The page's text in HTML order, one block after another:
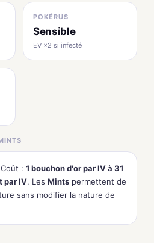
POKÉRUS
Sensible
EV ×2 si infecté
: 1 bouchon d'or par IV à 31
par IV. Les Mints permettent de
sans modifier la nature de